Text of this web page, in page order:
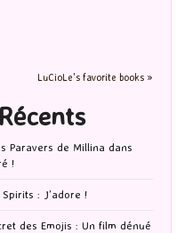
LuCioLe's favorite books »
Paravers de Millina dans
!
: J’adore !
des Emojis : Un film dénué